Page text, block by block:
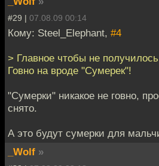
#29 | 07.08.09 00:14
Кому: Steel_Elephant, #4
> Главное чтобы не
Говно на вроде "Сумерек"!
"Сумерки" никакое не говно,
снято.
А это будут сумерки для
_Wolf »